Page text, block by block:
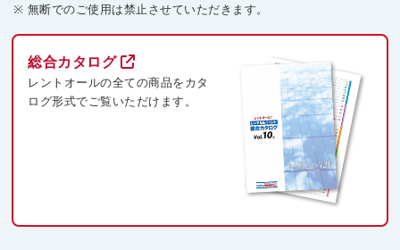
無断でのご使用は禁止させていただきます。
総合カタログ
レントオールの全ての商品をカタ
ログ形式でご覧いただけます。